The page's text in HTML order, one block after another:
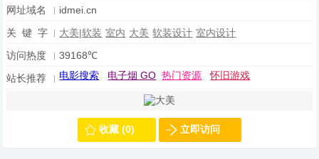
网址域名
idmei.cn
关 键 字
大美|软装 室内 大美 软装设计 室内设计
访问热度
39168℃
站长推荐
电影搜索 电子烟 GO 热门资源 怀旧游戏
收藏 (0) 立即访问